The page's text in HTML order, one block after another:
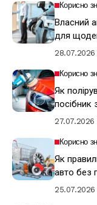
Корисно
Власний
для
28.07.2026
Корисно
Як
посібник
27.07.2026
Корисно
Як
авто без
25.07.2026